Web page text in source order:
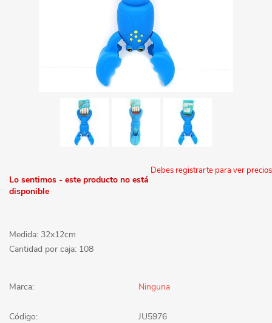
Debes registrarte para ver precios
Lo sentimos - este producto no está
disponible
Medida: 32x12cm
Cantidad por caja: 108
Marca: Ninguna
Código: JU5976